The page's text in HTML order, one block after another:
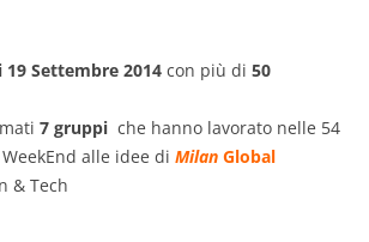
19 Settembre 2014 con più di 50
7 gruppi che hanno lavorato nelle 54
alle idee di Milan Global
& Tech